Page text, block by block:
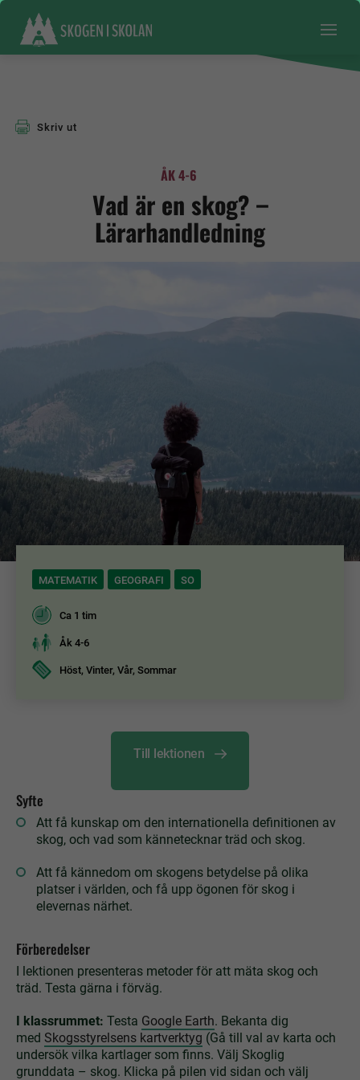
Skriv ut
ÅK 4-6
Vad är en skog? –
Lärarhandledning
MATEMATIK GEOGRAFI SO
Ca 1 tim
Åk 4-6
Höst, Vinter, Vår, Sommar
Till lektionen
Syfte
Att få kunskap om den internationella definitionen av
skog, och vad som kännetecknar träd och skog.
Att få kännedom om skogens betydelse på olika
platser i världen, och få upp ögonen för skog i
elevernas närhet.
Förberedelser
I lektionen presenteras metoder för att mäta skog och
träd. Testa gärna i förväg.
I klassrummet: Testa Google Earth. Bekanta dig
med Skogsstyrelsens kartverktyg (Gå till val av karta och
undersök vilka kartlager som finns. Välj Skoglig
grunddata – skog. Klicka på pilen vid sidan och välj